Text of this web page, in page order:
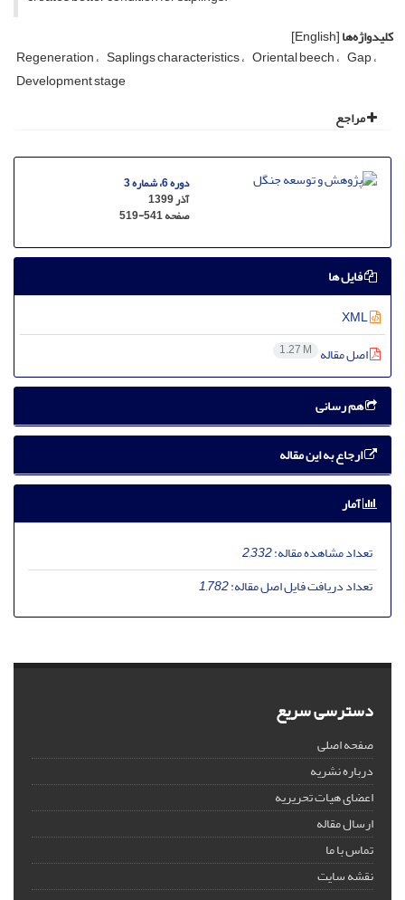
کلیدواژه‌ها[English]
Regeneration Saplings characteristics Oriental beech Gap
Development stage
مراجع
دوره 6، شماره 3
آذر 1399
صفحه519-541
فایل ها
اصل مقاله 1.27 M
هم رسانی
ارجاع به این مقاله
آمار
تعداد مشاهده مقاله:2,332
تعداد دریافت فایل اصل مقاله:1,782
دسترسی سریع
صفحه اصلی
درباره نشریه
اعضای هیات تحریریه
ارسال مقاله
تماس با ما
نقشه سایت